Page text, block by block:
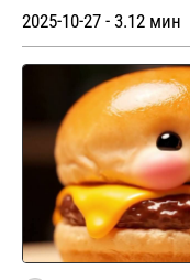
2025-10-27 - 3.12 мин